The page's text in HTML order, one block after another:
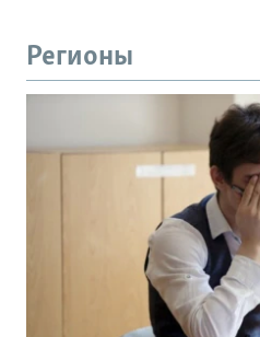
Регионы